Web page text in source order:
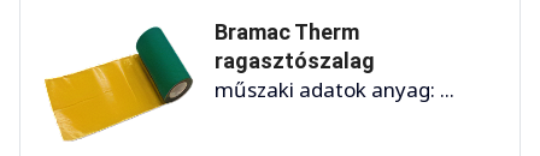
Bramac Therm
ragasztószalag
műszaki adatok anyag: ...